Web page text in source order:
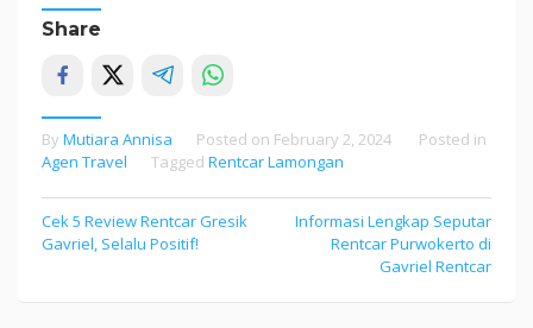
Share
By Mutiara Annisa Posted on February 2, 2024
Posted in
Agen Travel
Tagged Rentcar Lamongan
Post
navigation
Cek 5 Review Rentcar Gresik
Gavriel, Selalu Positif!
Informasi Lengkap Seputar
Rentcar Purwokerto di
Gavriel Rentcar